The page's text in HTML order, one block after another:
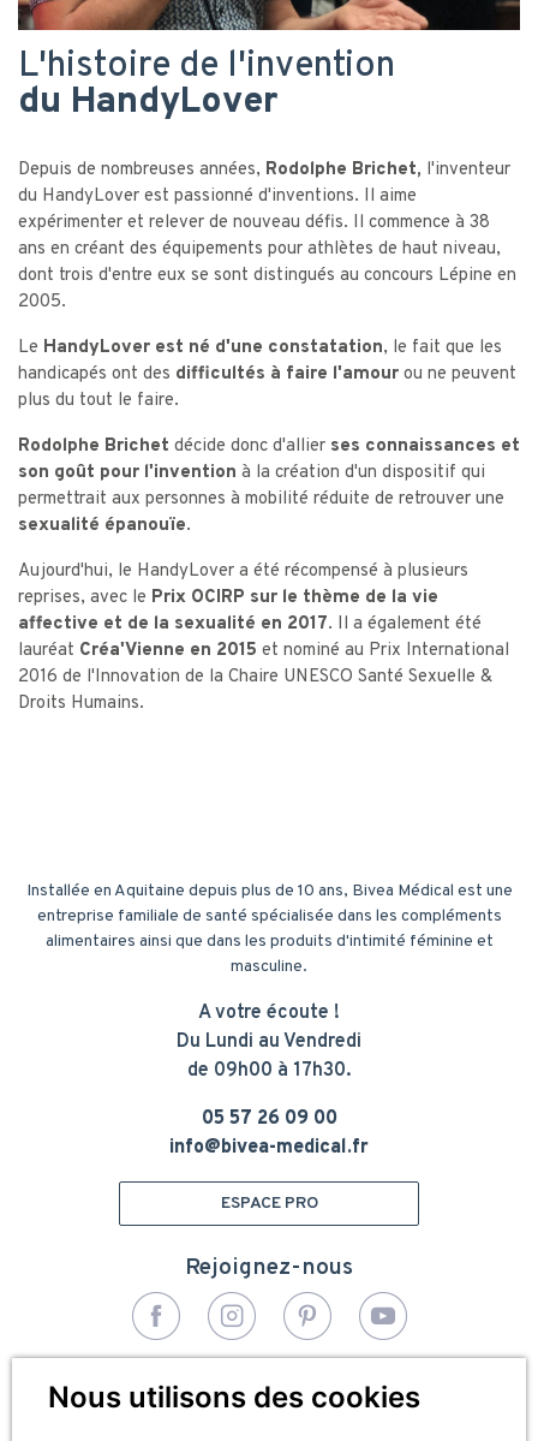
Nous utilisons des cookies
L'histoire de l'invention
du HandyLover
Depuis de nombreuses années, Rodolphe Brichet, l'inventeur
du HandyLover est passionné d'inventions. Il aime
expérimenter et relever de nouveau défis. Il commence à 38
ans en créant des équipements pour athlètes de haut niveau,
dont trois d'entre eux se sont distingués au concours Lépine en
2005.
Le HandyLover est né d'une constatation, le fait que les
handicapés ont des difficultés à faire l'amour ou ne peuvent
plus du tout le faire.
Rodolphe Brichet décide donc d'allier ses connaissances et
son goût pour l'invention à la création d'un dispositif qui
permettrait aux personnes à mobilité réduite de retrouver une
sexualité épanouïe.
Aujourd'hui, le HandyLover a été récompensé à plusieurs
reprises, avec le Prix OCIRP sur le thème de la vie
affective et de la sexualité en 2017. Il a également été
lauréat Créa'Vienne en 2015 et nominé au Prix International
2016 de l'Innovation de la Chaire UNESCO Santé Sexuelle &
Droits Humains.
Installée en Aquitaine depuis plus de 10 ans, Bivea Médical est une
entreprise familiale de santé spécialisée dans les compléments
alimentaires ainsi que dans les produits d'intimité féminine et
masculine.
A votre écoute !
Du Lundi au Vendredi
de 09h00 à 17h30.
05 57 26 09 00
info@bivea-medical.fr
ESPACE PRO
Rejoignez-nous